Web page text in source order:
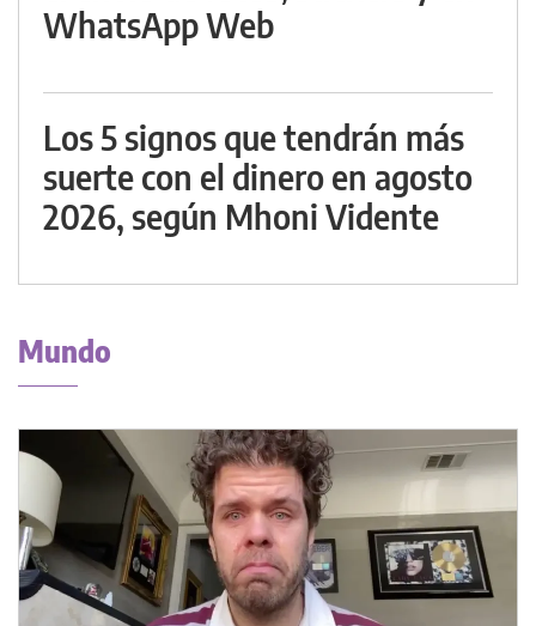
WhatsApp Web
Los 5 signos que tendrán más
suerte con el dinero en agosto
2026, según Mhoni Vidente
Mundo